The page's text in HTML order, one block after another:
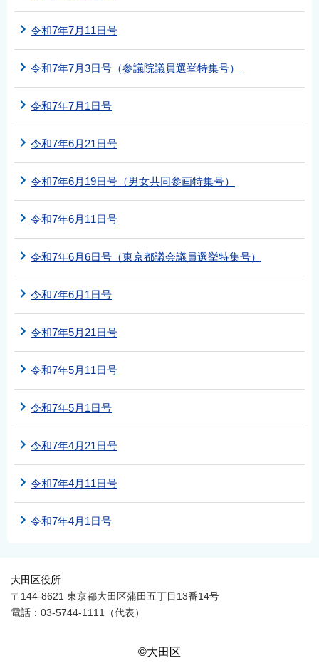
令和7年7月11日号
令和7年7月3日号（参議院議員選挙特集号）
令和7年7月1日号
令和7年6月21日号
令和7年6月19日号（男女共同参画特集号）
令和7年6月11日号
令和7年6月6日号（東京都議会議員選挙特集号）
令和7年6月1日号
令和7年5月21日号
令和7年5月11日号
令和7年5月1日号
令和7年4月21日号
令和7年4月11日号
令和7年4月1日号
大田区役所
〒144-8621 東京都大田区蒲田五丁目13番14号
電話：03-5744-1111（代表）
©大田区